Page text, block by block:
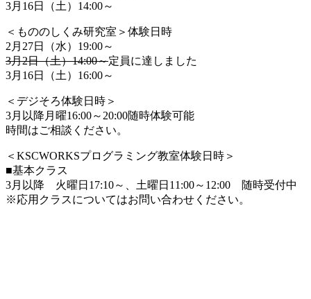
3月16日（土）14:00～
＜もののしくみ研究室＞体験日時
2月27日（水）19:00～
3月2日（土）14:00～定員に達しました
3月16日（土）16:00～
＜デジそろ体験日時＞
3月以降月曜16:00～20:00随時体験可能
時間はご相談ください。
＜KSCWORKSプログラミング教室体験日時＞
■基本クラス
3月以降 火曜日17:10～、土曜日11:00～12:00 随時受付中
※応用クラスについてはお問い合わせください。